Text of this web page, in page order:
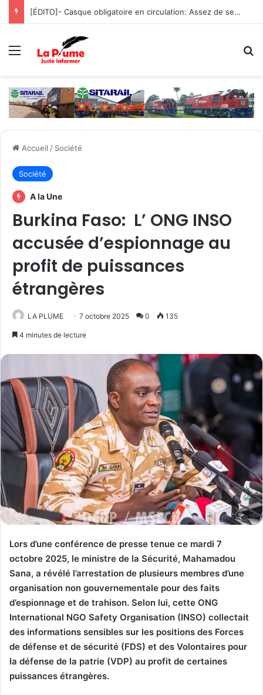
[ÉDITO]- Casque obligatoire en circulation: Assez de sensibilisation, place à la fermeté !
Menu
Accueil / Société
Société
A la Une
Burkina Faso: L’ ONG INSO
accusée d’espionnage au
profit de puissances
étrangères
LA PLUME 7 octobre 2025 0 135
4 minutes de lecture
Lors d’une conférence de presse tenue ce mardi 7
octobre 2025, le ministre de la Sécurité, Mahamadou
Sana, a révélé l’arrestation de plusieurs membres d’une
organisation non gouvernementale pour des faits
d’espionnage et de trahison. Selon lui, cette ONG
International NGO Safety Organisation (INSO) collectait
des informations sensibles sur les positions des Forces
de défense et de sécurité (FDS) et des Volontaires pour
la défense de la patrie (VDP) au profit de certaines
puissances étrangères.